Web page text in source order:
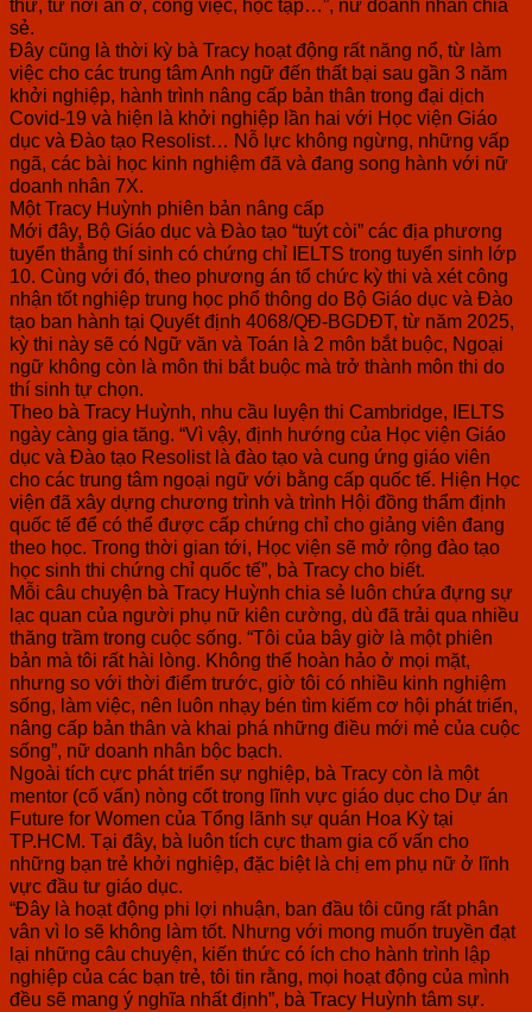
thứ, từ nơi ăn ở, công việc, học tập…”, nữ doanh nhân chia
sẻ.
Đây cũng là thời kỳ bà Tracy hoạt động rất năng nổ, từ làm
việc cho các trung tâm Anh ngữ đến thất bại sau gần 3 năm
khởi nghiệp, hành trình nâng cấp bản thân trong đại dịch
Covid-19 và hiện là khởi nghiệp lần hai với Học viện Giáo
dục và Đào tạo Resolist… Nỗ lực không ngừng, những vấp
ngã, các bài học kinh nghiệm đã và đang song hành với nữ
doanh nhân 7X.
Một Tracy Huỳnh phiên bản nâng cấp
Mới đây, Bộ Giáo dục và Đào tạo “tuýt còi” các địa phương
tuyển thẳng thí sinh có chứng chỉ IELTS trong tuyển sinh lớp
10. Cùng với đó, theo phương án tổ chức kỳ thi và xét công
nhận tốt nghiệp trung học phổ thông do Bộ Giáo dục và Đào
tạo ban hành tại Quyết định 4068/QĐ-BGDĐT, từ năm 2025,
kỳ thi này sẽ có Ngữ văn và Toán là 2 môn bắt buộc, Ngoại
ngữ không còn là môn thi bắt buộc mà trở thành môn thi do
thí sinh tự chọn.
Theo bà Tracy Huỳnh, nhu cầu luyện thi Cambridge, IELTS
ngày càng gia tăng. “Vì vậy, định hướng của Học viện Giáo
dục và Đào tạo Resolist là đào tạo và cung ứng giáo viên
cho các trung tâm ngoại ngữ với bằng cấp quốc tế. Hiện Học
viện đã xây dựng chương trình và trình Hội đồng thẩm định
quốc tế để có thể được cấp chứng chỉ cho giảng viên đang
theo học. Trong thời gian tới, Học viện sẽ mở rộng đào tạo
học sinh thi chứng chỉ quốc tế”, bà Tracy cho biết.
Mỗi câu chuyện bà Tracy Huỳnh chia sẻ luôn chứa đựng sự
lạc quan của người phụ nữ kiên cường, dù đã trải qua nhiều
thăng trầm trong cuộc sống. “Tôi của bây giờ là một phiên
bản mà tôi rất hài lòng. Không thể hoàn hảo ở mọi mặt,
nhưng so với thời điểm trước, giờ tôi có nhiều kinh nghiệm
sống, làm việc, nên luôn nhạy bén tìm kiếm cơ hội phát triển,
nâng cấp bản thân và khai phá những điều mới mẻ của cuộc
sống”, nữ doanh nhân bộc bạch.
Ngoài tích cực phát triển sự nghiệp, bà Tracy còn là một
mentor (cố vấn) nòng cốt trong lĩnh vực giáo dục cho Dự án
Future for Women của Tổng lãnh sự quán Hoa Kỳ tại
TP.HCM. Tại đây, bà luôn tích cực tham gia cố vấn cho
những bạn trẻ khởi nghiệp, đặc biệt là chị em phụ nữ ở lĩnh
vực đầu tư giáo dục.
“Đây là hoạt động phi lợi nhuận, ban đầu tôi cũng rất phân
vân vì lo sẽ không làm tốt. Nhưng với mong muốn truyền đạt
lại những câu chuyện, kiến thức có ích cho hành trình lập
nghiệp của các bạn trẻ, tôi tin rằng, mọi hoạt động của mình
đều sẽ mang ý nghĩa nhất định”, bà Tracy Huỳnh tâm sự.